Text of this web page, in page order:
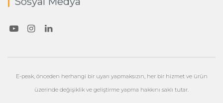
E-peak, önceden herhangi bir uyarı yapmaksızın, her bir hizmet ve ürün
üzerinde değişiklik ve geliştirme yapma hakkını saklı tutar.